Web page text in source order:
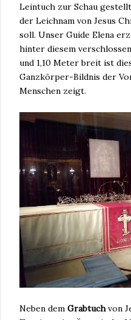
Leintuch zur Schau
der Leichnam von Jesus
soll. Unser Guide Elena
hinter diesem
und 1,10 Meter breit ist
Ganzkörper-Bildnis der
Menschen zeigt.
Neben dem Grabtuchvon